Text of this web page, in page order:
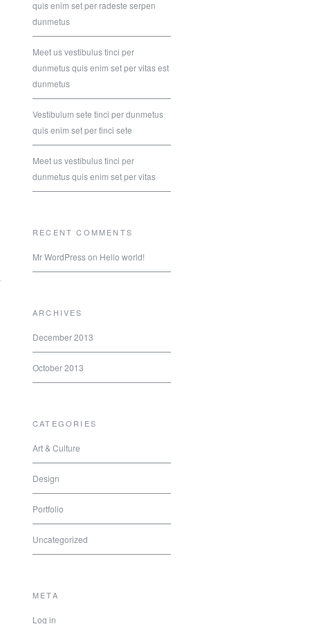
quis enim set per radeste serpen
dunmetus
Meet us vestibulus tinci per
dunmetus quis enim set per vitas est
dunmetus
Vestibulum sete tinci per dunmetus
quis enim set per tinci sete
Meet us vestibulus tinci per
dunmetus quis enim set per vitas
RECENT COMMENTS
Mr WordPresson Hello world!
ARCHIVES
December 2013
October 2013
CATEGORIES
Art & Culture
Design
Portfolio
Uncategorized
META
Log in